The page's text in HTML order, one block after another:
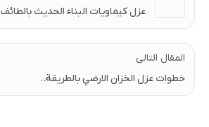
عزل كيماويات البناء الحديث بالطائف
المقال التالى
خطوات عزل الخزان الارضي بالطريقة..